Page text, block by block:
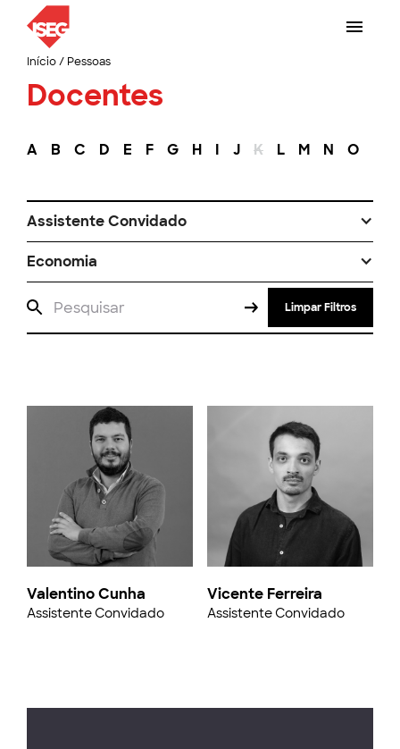
Início/ Pessoas
Docentes
A B C D E F G H I J K L M N O
Assistente Convidado
Economia
Limpar Filtros
Valentino Cunha
Assistente Convidado
Vicente Ferreira
Assistente Convidado